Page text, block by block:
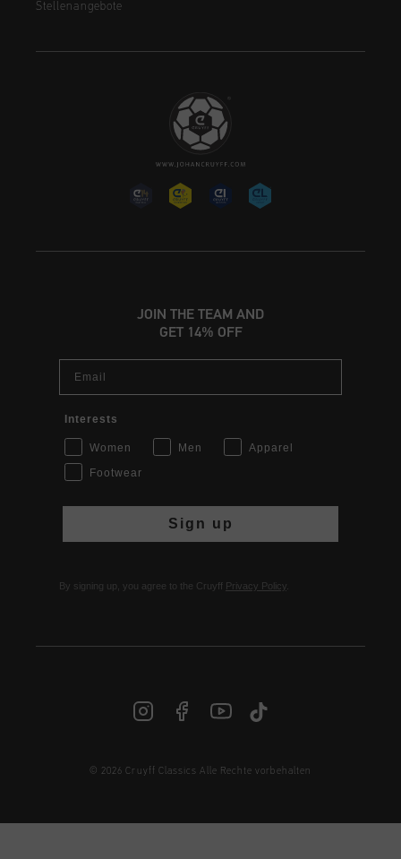
DE | € EUR
Stellenangebote
JOIN THE TEAM AND
GET 14% OFF
Interests
Women Men
Apparel
Footwear
Sign up
By signing up, you agree to the Cruyff Privacy Policy
© 2026 Cruyff Classics Alle Rechte vorbehalten